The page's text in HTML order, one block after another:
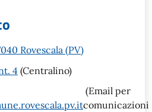
Rovescala (PV)
4 (Centralino)
(Email per
comunicazioni